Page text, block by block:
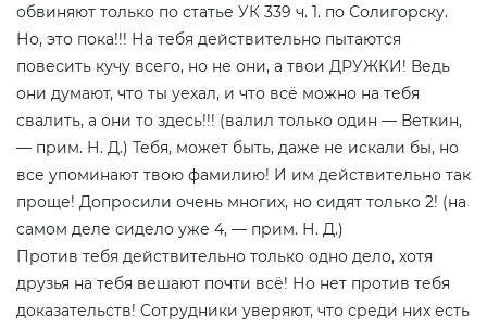
обвиняют только по статье УК 339 ч. 1. по Солигорску.
Но, это пока!!! На тебя действительно пытаются
повесить кучу всего, но не они, а твои ДРУЖКИ! Ведь
они думают, что ты уехал, и что всё можно на тебя
свалить, а они то здесь!!! (валил только один — Веткин,
— прим. Н. Д.) Тебя, может быть, даже не искали бы, но
все упоминают твою фамилию! И им действительно так
проще! Допросили очень многих, но сидят только 2! (на
самом деле сидело уже 4, — прим. Н. Д.)
Против тебя действительно только одно дело, хотя
друзья на тебя вешают почти всё! Но нет против тебя
доказательств! Сотрудники уверяют, что среди них есть